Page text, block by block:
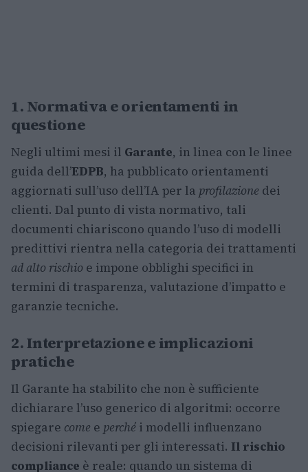
1. Normativa e orientamenti in
questione
Negli ultimi mesi il Garante, in linea con le linee
guida dell’EDPB, ha pubblicato orientamenti
aggiornati sull’uso dell’IA per la profilazione dei
clienti. Dal punto di vista normativo, tali
documenti chiariscono quando l’uso di modelli
predittivi rientra nella categoria dei trattamenti
ad alto rischio e impone obblighi specifici in
termini di trasparenza, valutazione d’impatto e
garanzie tecniche.
2. Interpretazione e implicazioni
pratiche
Il Garante ha stabilito che non è sufficiente
dichiarare l’uso generico di algoritmi: occorre
spiegare come e perché i modelli influenzano
decisioni rilevanti per gli interessati. Il rischio
compliance è reale: quando un sistema di